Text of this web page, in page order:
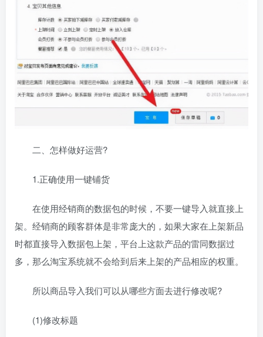
二、怎样做好运营?
1.正确使用一键铺货
在使用经销商的数据包的时候，不要一键导入就直接上
架。经销商的顾客群体是非常庞大的，如果大家在上架新品
时都直接导入数据包上架，平台上这款产品的雷同数据过
多，那么淘宝系统就不会给到后来上架的产品相应的权重。
所以商品导入我们可以从哪些方面去进行修改呢?
(1)修改标题